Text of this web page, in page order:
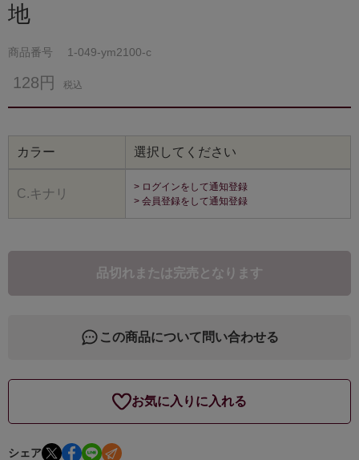
地
商品番号 1-049-ym2100-c
128円 税込
カラー 選択してください
C.キナリ
> ログインをして通知登録
> 会員登録をして通知登録
品切れまたは完売となります
この商品について問い合わせる
お気に入りに入れる
シェア